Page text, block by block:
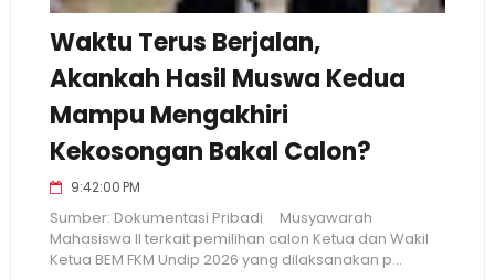
Waktu Terus Berjalan,
Akankah Hasil Muswa Kedua
Mampu Mengakhiri
Kekosongan Bakal Calon?
9:42:00 PM
Sumber: Dokumentasi Pribadi Musyawarah
Mahasiswa II terkait pemilihan calon Ketua dan Wakil
Ketua BEM FKM Undip 2026 yang dilaksanakan p...